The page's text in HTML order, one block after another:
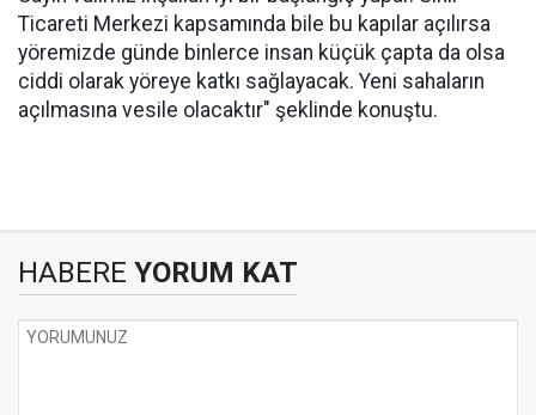
Ticareti Merkezi kapsamında bile bu kapılar açılırsa
yöremizde günde binlerce insan küçük çapta da olsa
ciddi olarak yöreye katkı sağlayacak. Yeni sahaların
açılmasına vesile olacaktır" şeklinde konuştu.
HABERE YORUM KAT